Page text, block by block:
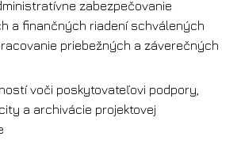
zabezpečovanie
a finančných riadení schválených
priebežných a záverečných
voči poskytovateľovi podpory,
a archivácie projektovej